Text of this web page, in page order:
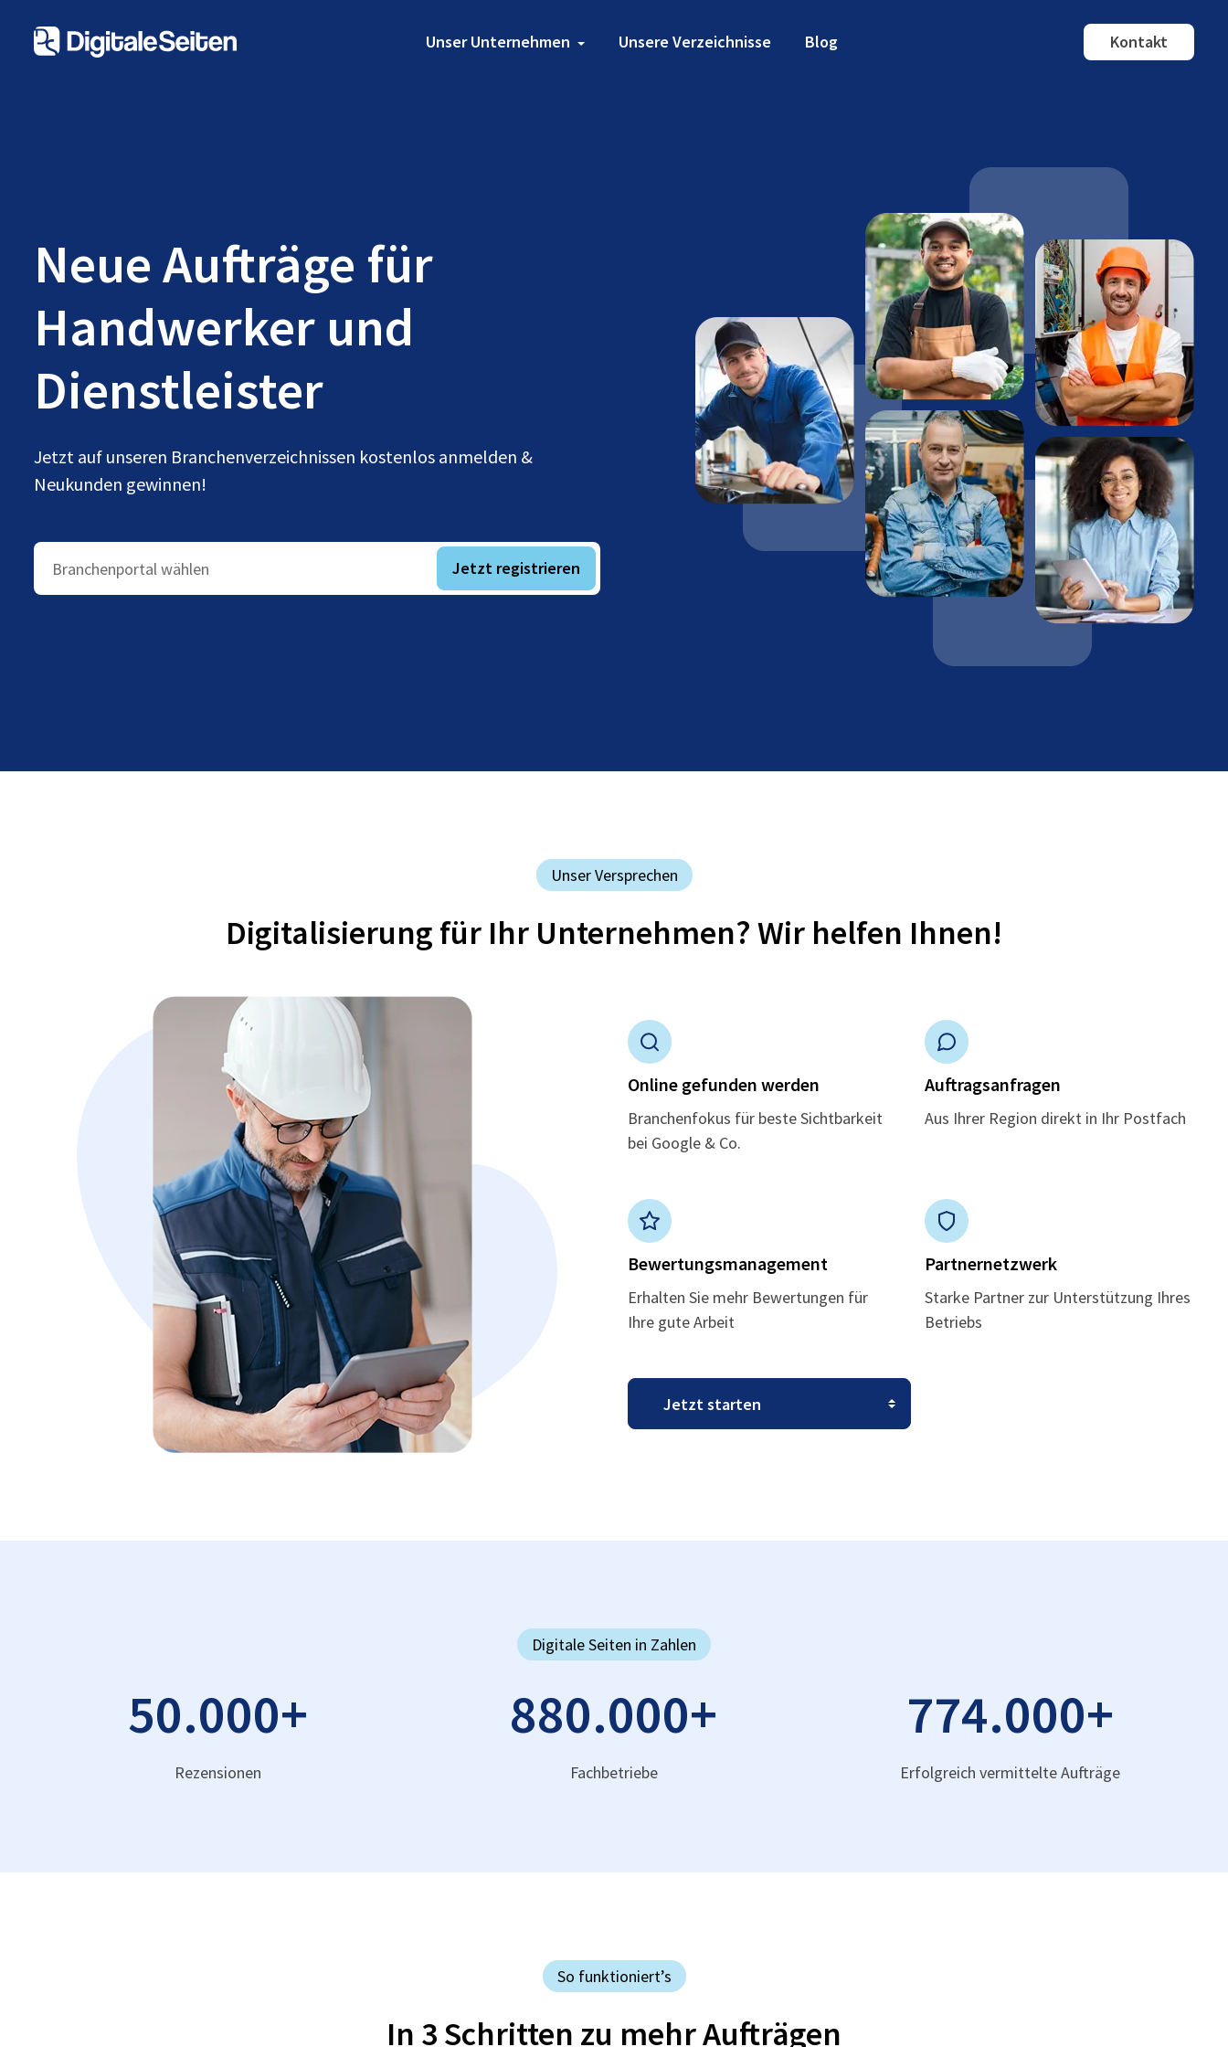
Unser Unternehmen Unsere Verzeichnisse Blog Kontakt
Neue Aufträge für
Handwerker und
Dienstleister
Jetzt auf unseren Branchenverzeichnissen kostenlos anmelden &
Neukunden gewinnen!
Branchenportal wählen Jetzt registrieren
Unser Versprechen
Digitalisierung für Ihr Unternehmen? Wir helfen Ihnen!
Online gefunden werden
Branchenfokus für beste Sichtbarkeit
bei Google & Co.
Auftragsanfragen
Aus Ihrer Region direkt in Ihr Postfach
Bewertungsmanagement
Erhalten Sie mehr Bewertungen für
Ihre gute Arbeit
Partnernetzwerk
Starke Partner zur Unterstützung Ihres
Betriebs
Digitale Seiten in Zahlen
50.000+
Rezensionen
880.000+
Fachbetriebe
774.000+
Erfolgreich vermittelte Aufträge
So funktioniert’s
In 3 Schritten zu mehr Aufträgen